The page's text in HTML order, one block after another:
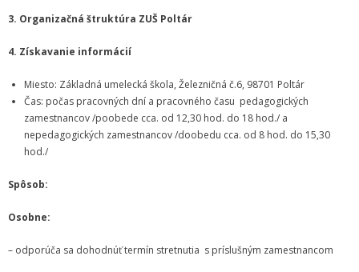
- Nepedagogickí zamestnanci
- Etický kódex pedagogických zamestnancov a odborných
zamestnancov
3. Organizačná štruktúra ZUŠ Poltár
4. Získavanie informácií
Miesto: Základná umelecká škola, Železničná č.6, 98701 Poltár
Čas: počas pracovných dní a pracovného času pedagogických
zamestnancov /poobede cca. od 12,30 hod. do 18 hod./ a
nepedagogických zamestnancov /doobedu cca. od 8 hod. do 15,30
hod./
Spôsob:
Osobne:
– odporúča sa dohodnúť termín stretnutia s príslušným zamestnancom